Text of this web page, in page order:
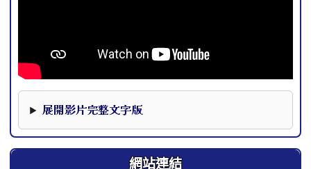
展開影片完整文字版
網站連結